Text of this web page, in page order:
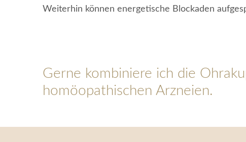
Weiterhin können energetische Blockaden
Gerne kombiniere ich die
homöopathischen Arzneien.